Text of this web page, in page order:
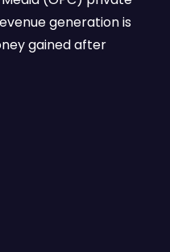
generation is
gained after